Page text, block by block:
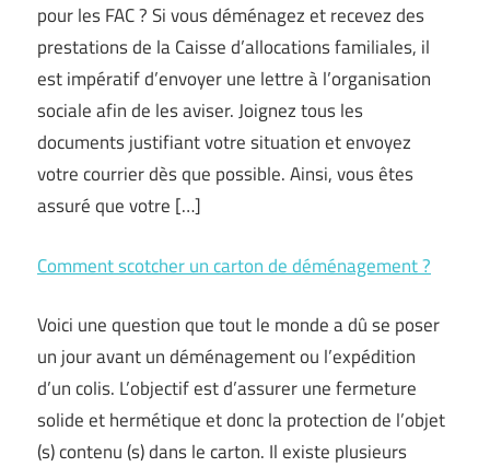
pour les FAC ? Si vous déménagez et recevez des
prestations de la Caisse d’allocations familiales, il
est impératif d’envoyer une lettre à l’organisation
sociale afin de les aviser. Joignez tous les
documents justifiant votre situation et envoyez
votre courrier dès que possible. Ainsi, vous êtes
assuré que votre […]
Comment scotcher un carton de déménagement ?
Voici une question que tout le monde a dû se poser
un jour avant un déménagement ou l’expédition
d’un colis. L’objectif est d’assurer une fermeture
solide et hermétique et donc la protection de l’objet
(s) contenu (s) dans le carton. Il existe plusieurs